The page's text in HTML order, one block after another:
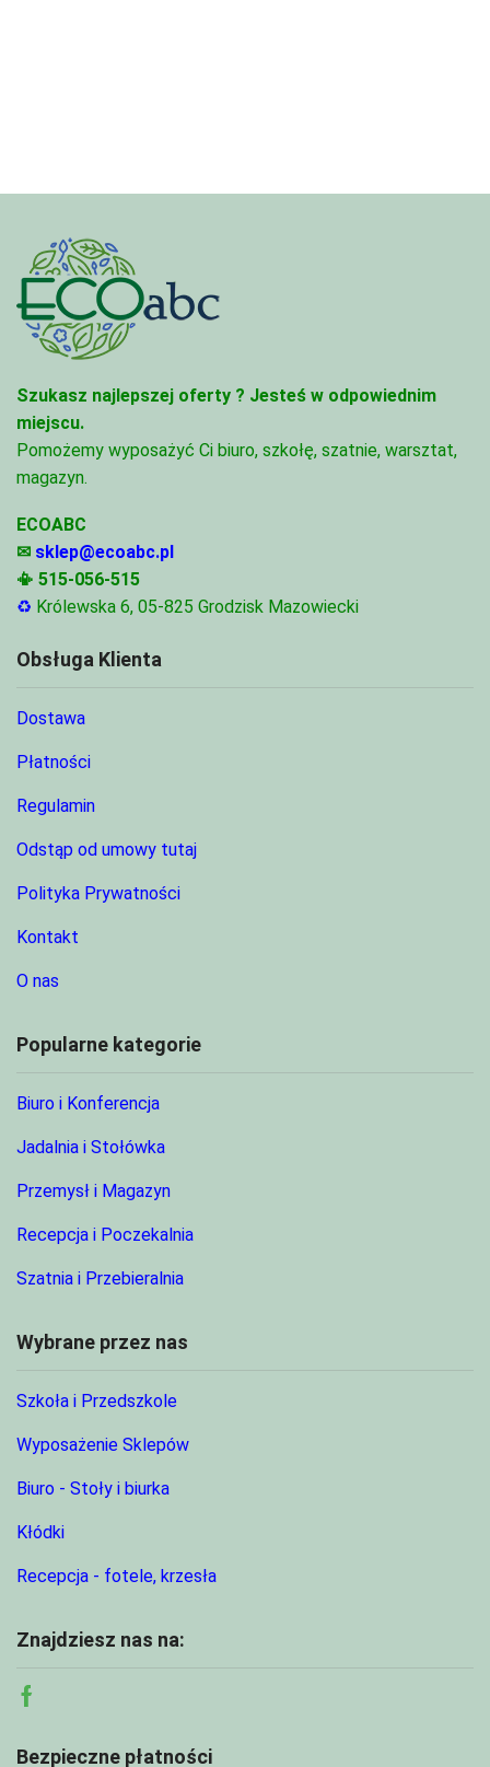
Szukasz najlepszej oferty ? Jesteś w odpowiednim
miejscu.
Pomożemy wyposażyć Ci biuro, szkołę, szatnie, warsztat,
magazyn.
ECOABC
✉ sklep@ecoabc.pl
📳 515-056-515
♻ Królewska 6, 05-825 Grodzisk Mazowiecki
Obsługa Klienta
Dostawa
Płatności
Regulamin
Odstąp od umowy tutaj
Polityka Prywatności
Kontakt
O nas
Popularne kategorie
Biuro i Konferencja
Jadalnia i Stołówka
Przemysł i Magazyn
Recepcja i Poczekalnia
Szatnia i Przebieralnia
Wybrane przez nas
Szkoła i Przedszkole
Wyposażenie Sklepów
Biuro - Stoły i biurka
Kłódki
Recepcja - fotele, krzesła
Znajdziesz nas na:
Facebook
Bezpieczne płatności